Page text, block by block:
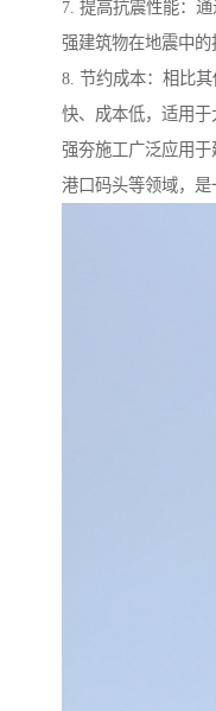
7. 提高抗震性能：
强建筑物在地震中的
8. 节约成本：相比
快、成本低，适用于
强夯施工广泛应用于
港口码头等领域，是